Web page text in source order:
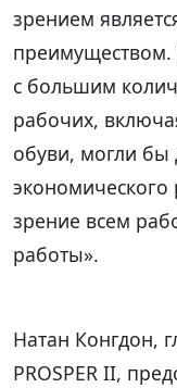
зрением
преимуществом.
с большим
рабочих,
обуви, могли бы
зрение всем
работы».
Натан Конгдон,
PROSPER II,